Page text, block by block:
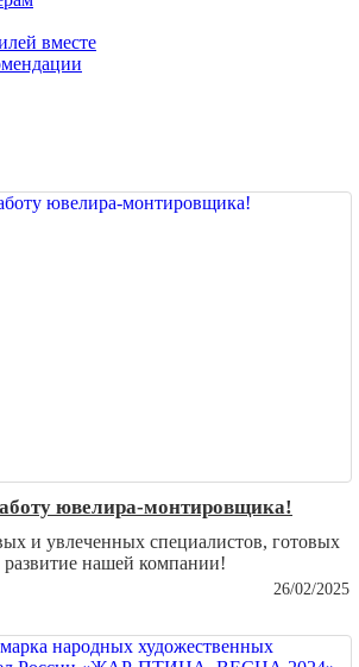
вместе
ювелира-монтировщика!
и увлеченных специалистов, готовых
развитие нашей компании!
26/02/2025